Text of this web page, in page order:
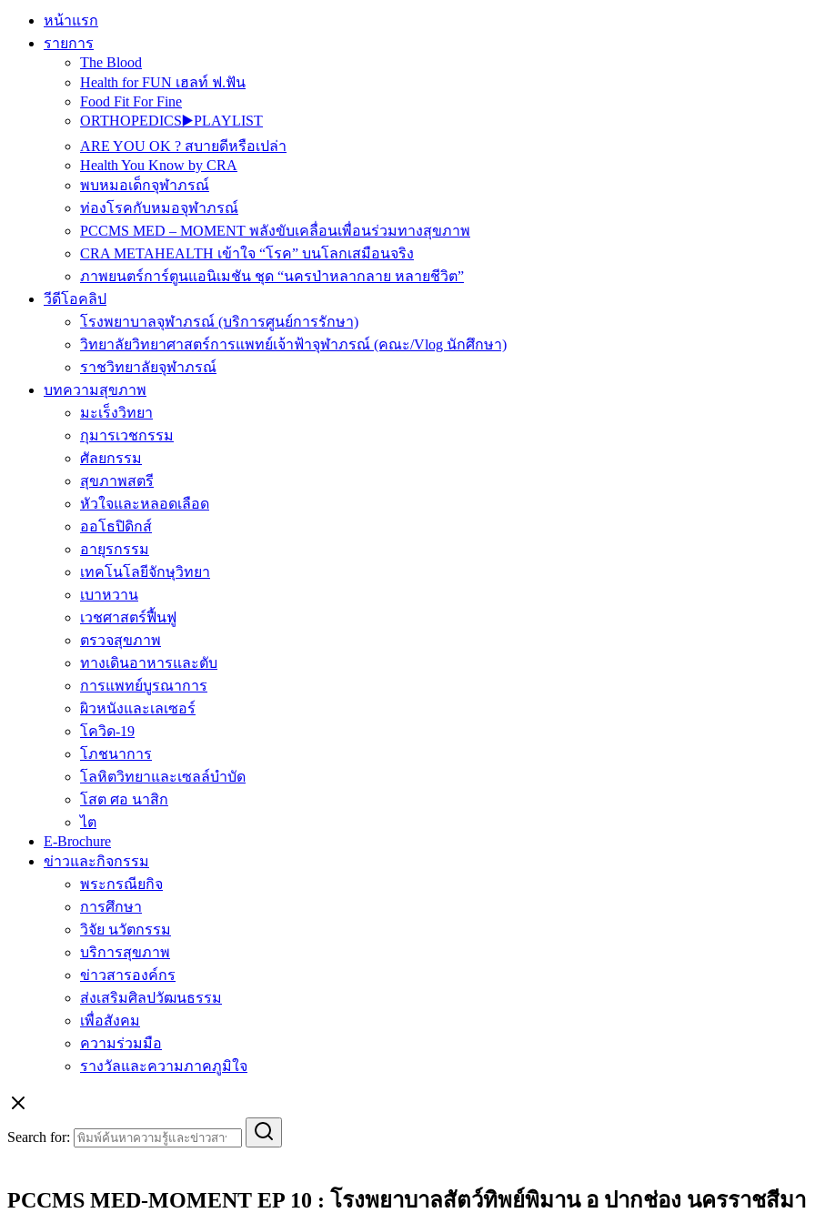
หน้าแรก
รายการ
The Blood
Health for FUN เฮลท์ ฟ.ฟัน
Food Fit For Fine
ORTHOPEDICS▶️PLAYLIST
ARE YOU OK ? สบายดีหรือเปล่า
Health You Know by CRA
พบหมอเด็กจุฬาภรณ์
ท่องโรคกับหมอจุฬาภรณ์
PCCMS MED – MOMENT พลังขับเคลื่อนเพื่อนร่วมทางสุขภาพ
CRA METAHEALTH เข้าใจ “โรค” บนโลกเสมือนจริง
ภาพยนตร์การ์ตูนแอนิเมชัน ชุด “นครป่าหลากลาย หลายชีวิต”
วีดีโอคลิป
โรงพยาบาลจุฬาภรณ์ (บริการศูนย์การรักษา)
วิทยาลัยวิทยาศาสตร์การแพทย์เจ้าฟ้าจุฬาภรณ์ (คณะ/Vlog นักศึกษา)
ราชวิทยาลัยจุฬาภรณ์
บทความสุขภาพ
มะเร็งวิทยา
กุมารเวชกรรม
ศัลยกรรม
สุขภาพสตรี
หัวใจและหลอดเลือด
ออโธปิดิกส์
อายุรกรรม
เทคโนโลยีจักษุวิทยา
เบาหวาน
เวชศาสตร์ฟื้นฟู
ตรวจสุขภาพ
ทางเดินอาหารและตับ
การแพทย์บูรณาการ
ผิวหนังและเลเซอร์
โควิด-19
โภชนาการ
โลหิตวิทยาและเซลล์บำบัด
โสต ศอ นาสิก
ไต
E-Brochure
ข่าวและกิจกรรม
พระกรณียกิจ
การศึกษา
วิจัย นวัตกรรม
บริการสุขภาพ
ข่าวสารองค์กร
ส่งเสริมศิลปวัฒนธรรม
เพื่อสังคม
ความร่วมมือ
รางวัลและความภาคภูมิใจ
Search for:
PCCMS MED-MOMENT EP 10 : โรงพยาบาลสัตว์ทิพย์พิมาน อ ปากช่อง นครราชสีมา